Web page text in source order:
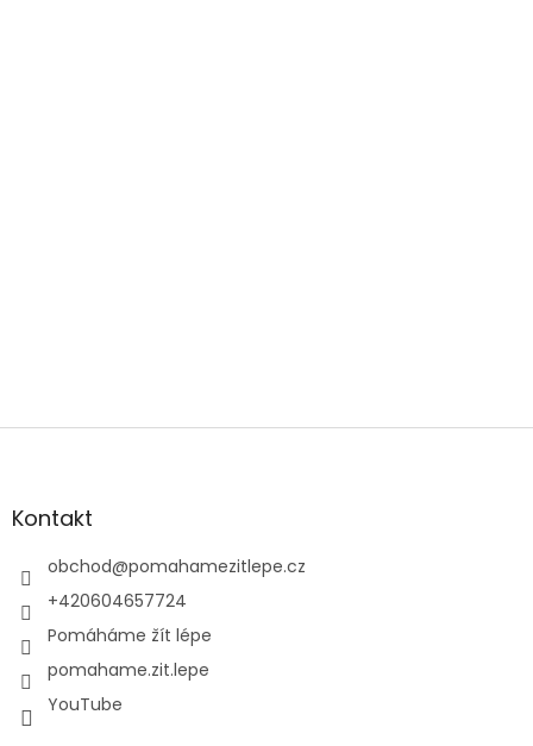
Z
aKontakt
obchod@pomahamezitlepe.cz
+420604657724
Pomáháme žít lépe
pomahame.zit.lepe
YouTube